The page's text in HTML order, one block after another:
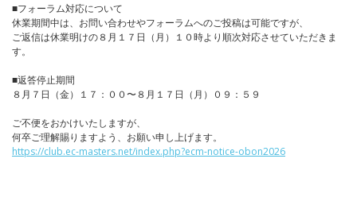
■フォーラム対応について
休業期間中は、お問い合わせやフォーラムへのご投稿は可能ですが、
ご返信は休業明けの８月１７日（月）１０時より順次対応させていただきま
す。
■返答停止期間
８月７日（金）１７：００〜８月１７日（月）０９：５９
ご不便をおかけいたしますが、
何卒ご理解賜りますよう、お願い申し上げます。
https://club.ec-masters.net/index.php?ecm-notice-obon2026